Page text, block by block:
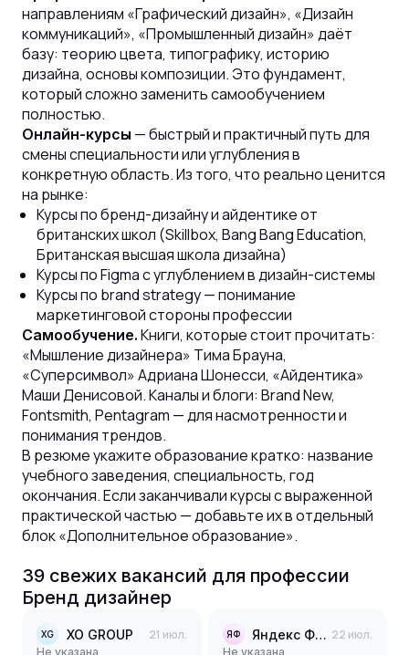
направлениям «Графический дизайн», «Дизайн
коммуникаций», «Промышленный дизайн» даёт
базу: теорию цвета, типографику, историю
дизайна, основы композиции. Это фундамент,
который сложно заменить самообучением
полностью.
Онлайн-курсы — быстрый и практичный путь для
смены специальности или углубления в
конкретную область. Из того, что реально ценится
на рынке:
Курсы по бренд-дизайну и айдентике от
британских школ (Skillbox, Bang Bang Education,
Британская высшая школа дизайна)
Курсы по Figma с углублением в дизайн-системы
Курсы по brand strategy — понимание
маркетинговой стороны профессии
Самообучение. Книги, которые стоит прочитать:
«Мышление дизайнера» Тима Брауна,
«Суперсимвол» Адриана Шонесси, «Айдентика»
Маши Денисовой. Каналы и блоги: Brand New,
Fontsmith, Pentagram — для насмотренности и
понимания трендов.
В резюме укажите образование кратко: название
учебного заведения, специальность, год
окончания. Если заканчивали курсы с выраженной
практической частью — добавьте их в отдельный
блок «Дополнительное образование».
39 свежих вакансий для профессии
Бренд дизайнер
XG XO GROUP 21 июл.
Не указана
ЯФ Яндекс Фабрика 22 июл.
Не указана